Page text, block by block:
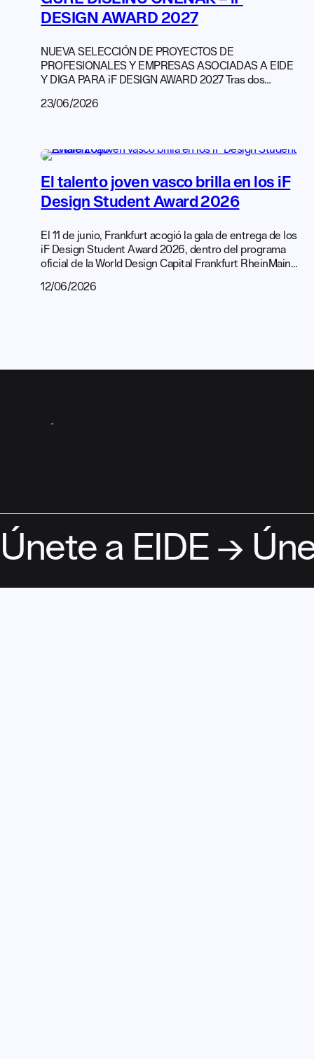
DESIGN AWARD 2027
NUEVA SELECCIÓN DE PROYECTOS DE
PROFESIONALES Y EMPRESAS ASOCIADAS A EIDE
Y DIGA PARA iF DESIGN AWARD 2027 Tras dos
del acuerdo de colaboración firmado con iF DESIGN en
profesionales, empresas y centros educativos
asociados a […]
23/06/2026
El talento joven vasco brilla en los iF
Design Student Award 2026
El 11 de junio, Frankfurt acogió la gala de entrega de los
iF Design Student Award 2026, dentro del programa
oficial de la World Design Capital Frankfurt RheinMain
destacar a nivel internacional con el reconocimiento a
12/06/2026
Únete a EIDE →